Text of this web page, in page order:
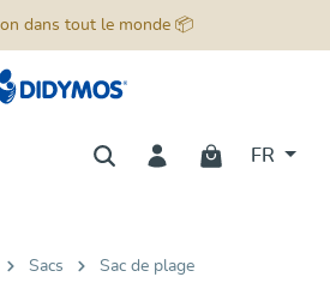
dans tout le monde 📦
FR
Sacs Sac de plage